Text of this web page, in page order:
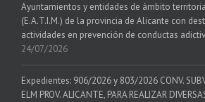
Ayuntamientos y entidades de ámbito
(E.A.T.I.M.) de la provincia de Alicante con
actividades en prevención de conductas
24/07/2026
Expedientes: 906/2026 y 803/2026 CONV.
ELM PROV. ALICANTE, PARA REALIZAR